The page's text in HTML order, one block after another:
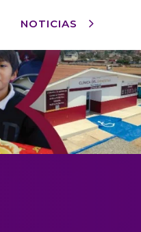
NOTICIAS